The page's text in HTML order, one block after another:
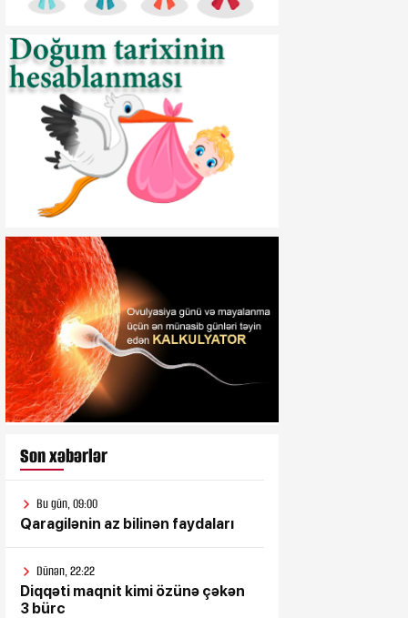
Son xəbərlər
Bu gün, 09:00
Qaragilənin az bilinən faydaları
Dünən, 22:22
Diqqəti maqnit kimi özünə çəkən
3 bürc